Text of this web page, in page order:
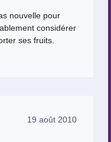
nouvelle pour
considérer
ses fruits.
19 août 2010